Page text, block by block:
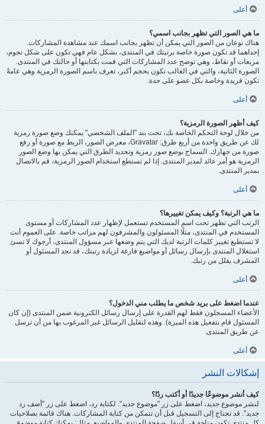
أعلى
ما هي الصور التي تظهر بجانب اسمي؟
هناك نوعان من الصور التي يمكن أن تظهر بجانب اسمك عند مشاهدة المشاركات.
إحداهما قد تكون صورة خاصة برتبتك في المنتدى، بشكل عام فهي تكون على شكل نجوم،
مربعات أو نقاط، وهي توضح عدد المشاركات التي قمت بكتابتها أو حالتك في المنتدى.
الصورة الثانية، والتي في الغالب تكون بحجم أكبر، تعرف باسم الصورة الرمزية وهي عامةً
تكون فريدة وخاصة بكل عضو على حدة.
أعلى
كيف أظهر الصورة الرمزية؟
من خلال لوحة التحكم الخاصة بك، تحت بند "الملف الشخصي" يمكنك وضع صورة رمزية
لك عن طريق واحدة من أربع طرق: Gravatar، معرض الصور، الربط مع صورة أو رفع
صورة من جهازك. السماح بوضع صور رمزية وتحديد الطرق التي يمكن بها وضع الصور
الرمزية هو أمر عائد لمدير المنتدى. إذا لم تستطع استخدام الصور الرمزية، قم بالاتصال
بمدير المنتدى.
أعلى
ما هي الرتبة؟ وكيف يمكن تغييرها؟
الرتب التي تظهر تحت اسم المستخدم تستعمل لإظهار عدد المشاركات أو مستوى
المستخدم في المنتدى، مثلًا المسئولون والمشرفون لهم مراتب خاصة. على العموم أنت
لا تستطيع تغيير كلمات الرتبة لديك التي يتم وضعها عبر مسؤول المنتدى، أرجوك لا تسئ
استغلال المنتدى بإرسال رسائل أو مواضيع فارغة لزيادة رتبتك، قد تجد المسئول أو
المشرف يقلل من رتبك.
أعلى
عندما اضغط على بريد شخص ما يطلب مني الدخول؟
الأعضاء المسجلون فقط لهم القدرة على إرسال رسائل الكترونية ضمن المنتدى (إن كان
المسئول قام بتفعيل هذه الميزة). وهذه لتقليل الرسائل غير المرغوب بها من أن ترسل
عن طريق المنتدى.
أعلى
إشكالات النشر
كيف أنشر موضوعًا جديدًا أو أكتب ردًا؟
لنشر موضوع جديد، اضغط على زر "موضوع جديد". لكتابة رد، اضغط على زر "أضف رد
جديد". قد تحتاج إلى التسجيل قبل أن تتمكن من كتابة المشاركات. هناك قائمة بصلاحيات